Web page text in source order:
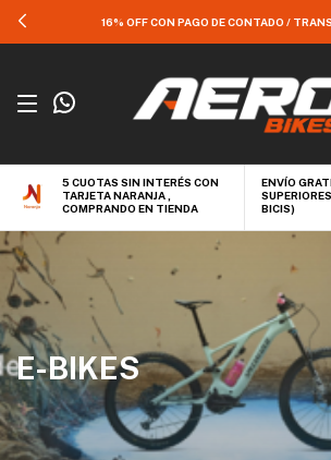
16% OFF CON PAGO DE CONTADO /
5 CUOTAS SIN INTERÉS CON
TARJETA NARANJA ,
COMPRANDO EN TIENDA
ENVÍO
BICIS)
E-BIKES